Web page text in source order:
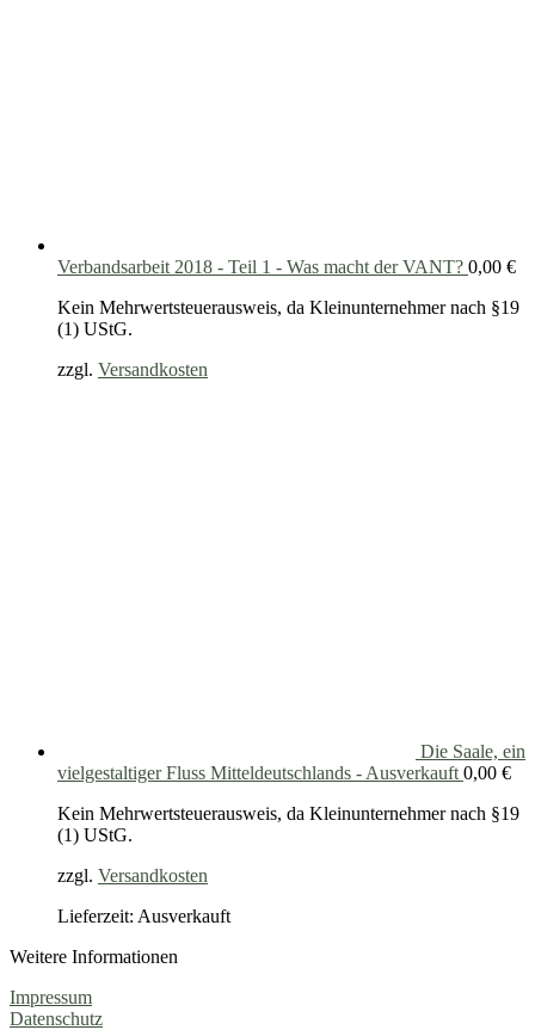
Verbandsarbeit 2018 - Teil 1 - Was macht der VANT? 0,00 €
Kein Mehrwertsteuerausweis, da Kleinunternehmer nach §19
(1) UStG.
zzgl. Versandkosten
Die Saale, ein
vielgestaltiger Fluss Mitteldeutschlands - Ausverkauft 0,00 €
Kein Mehrwertsteuerausweis, da Kleinunternehmer nach §19
(1) UStG.
zzgl. Versandkosten
Lieferzeit: Ausverkauft
Weitere Informationen
Impressum
Datenschutz